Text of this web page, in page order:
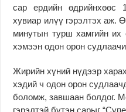
сар ердийн өдрийнхөөс
хувиар илүү гэрэлтэх аж.
минутын турш хамгийн их
хэмээн одон орон
Жирийн хүний нүдээр
хэдий ч одон орон
боломж, завшаан болдог.
гэрэлтэй бүтэн сарыг